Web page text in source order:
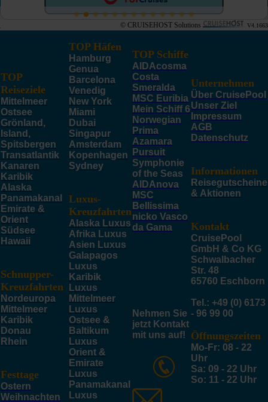
© CRUISEHOST Solutions V4.1663
TOP
Reiseziele
Mittelmeer
Ostsee
Grönland,
Island,
Spitsbergen
Transatlantik
Kanaren
Karibik
Alaska
Panamakanal
Emirate &
Orient
Südsee
Hawaii
Schnupper-
Kreuzfahrten
Nordeuropa
Mittelmeer
Karibik
Donau
Rhein
Festtage
Ostern
Weihnachten
TOP Häfen
Hamburg
Genua
Barcelona
Venedig
New York
Miami
Dubai
Singapur
Amsterdam
Kopenhagen
Sydney
Luxus-
Kreuzfahrten
Alaska Luxus
Afrika Luxus
Asien Luxus
Galapagos
Luxus
Karibik
Luxus
Mittelmeer
Luxus
Ostsee &
Baltikum
Luxus
Orient &
Emirate
Luxus
Panamakanal
Luxus
TOP Schiffe
AIDAcosma
Costa
Smeralda
MSC Euribia
Mein Schiff 6
Norwegian
Prima
Azamara
Pursuit
Symphonie
of the Seas
AIDAnova
MSC
Bellissima
nicko Vasco
da Gama
Nehmen Sie
jetzt Kontakt
mit uns auf!
Unternehmen
Über CruisePool
Unser Ziel
Impressum
AGB
Datenschutz
Informationen
Reisegutscheine
& Aktionen
Kontakt
CruisePool
GmbH & Co KG
Schwalbacher
Str. 48
65760 Eschborn
Tel.: +49 (0) 6173
- 96 99 00
Öffnungszeiten
Mo-Fr: 08 - 22
Uhr
Sa: 09 - 22 Uhr
So: 11 - 22 Uhr